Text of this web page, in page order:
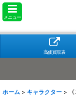
メニュー
高価買取表
ホーム > キャラクター >